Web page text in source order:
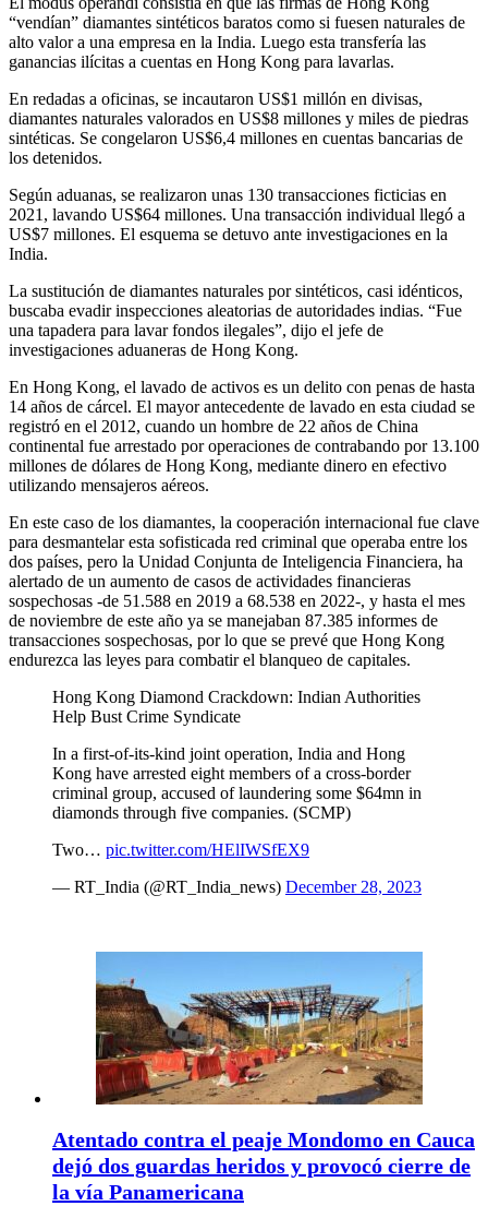
“vendían” diamantes sintéticos baratos como si fuesen naturales de
alto valor a una empresa en la India. Luego esta transfería las
ganancias ilícitas a cuentas en Hong Kong para lavarlas.
En redadas a oficinas, se incautaron US$1 millón en divisas,
diamantes naturales valorados en US$8 millones y miles de piedras
sintéticas. Se congelaron US$6,4 millones en cuentas bancarias de
los detenidos.
Según aduanas, se realizaron unas 130 transacciones ficticias en
2021, lavando US$64 millones. Una transacción individual llegó a
US$7 millones. El esquema se detuvo ante investigaciones en la
India.
La sustitución de diamantes naturales por sintéticos, casi idénticos,
buscaba evadir inspecciones aleatorias de autoridades indias. “Fue
una tapadera para lavar fondos ilegales”, dijo el jefe de
investigaciones aduaneras de Hong Kong.
En Hong Kong, el lavado de activos es un delito con penas de hasta
14 años de cárcel. El mayor antecedente de lavado en esta ciudad se
registró en el 2012, cuando un hombre de 22 años de China
continental fue arrestado por operaciones de contrabando por 13.100
millones de dólares de Hong Kong, mediante dinero en efectivo
utilizando mensajeros aéreos.
En este caso de los diamantes, la cooperación internacional fue clave
para desmantelar esta sofisticada red criminal que operaba entre los
dos países, pero la Unidad Conjunta de Inteligencia Financiera, ha
alertado de un aumento de casos de actividades financieras
sospechosas -de 51.588 en 2019 a 68.538 en 2022-, y hasta el mes
de noviembre de este año ya se manejaban 87.385 informes de
transacciones sospechosas, por lo que se prevé que Hong Kong
endurezca las leyes para combatir el blanqueo de capitales.
Hong Kong Diamond Crackdown: Indian Authorities
Help Bust Crime Syndicate
In a first-of-its-kind joint operation, India and Hong
Kong have arrested eight members of a cross-border
criminal group, accused of laundering some $64mn in
diamonds through five companies. (SCMP)
Two… pic.twitter.com/HElIWSfEX9
— RT_India (@RT_India_news) December 28, 2023
Atentado contra el peaje Mondomo en Cauca
dejó dos guardas heridos y provocó cierre de
la vía Panamericana